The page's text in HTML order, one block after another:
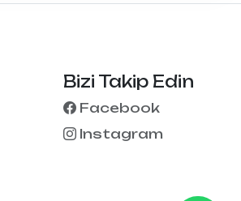
Bizi Takip Edin
Facebook
Instagram